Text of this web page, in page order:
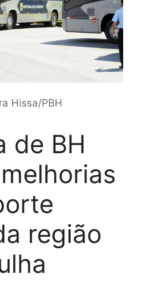
Hissa/PBH
de BH
região